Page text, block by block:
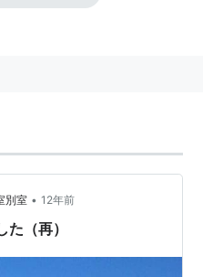
別室 • 12年前
（再）